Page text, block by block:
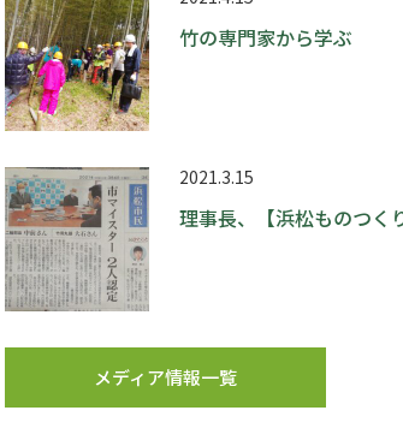
竹の専門家から学ぶ
2021.3.15
理事長、【浜松ものつく
メディア情報一覧